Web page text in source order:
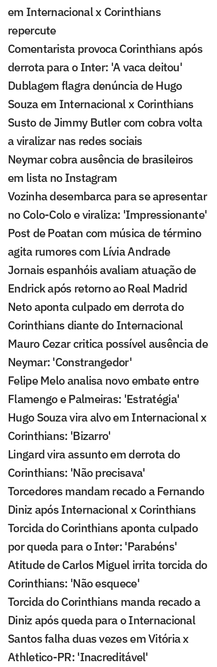
em Internacional x Corinthians
repercute
Comentarista provoca Corinthians após
derrota para o Inter: 'A vaca deitou'
Dublagem flagra denúncia de Hugo
Souza em Internacional x Corinthians
Susto de Jimmy Butler com cobra volta
a viralizar nas redes sociais
Neymar cobra ausência de brasileiros
em lista no Instagram
Vozinha desembarca para se apresentar
no Colo-Colo e viraliza: 'Impressionante'
Post de Poatan com música de término
agita rumores com Lívia Andrade
Jornais espanhóis avaliam atuação de
Endrick após retorno ao Real Madrid
Neto aponta culpado em derrota do
Corinthians diante do Internacional
Mauro Cezar critica possível ausência de
Neymar: 'Constrangedor'
Felipe Melo analisa novo embate entre
Flamengo e Palmeiras: 'Estratégia'
Hugo Souza vira alvo em Internacional x
Corinthians: 'Bizarro'
Lingard vira assunto em derrota do
Corinthians: 'Não precisava'
Torcedores mandam recado a Fernando
Diniz após Internacional x Corinthians
Torcida do Corinthians aponta culpado
por queda para o Inter: 'Parabéns'
Atitude de Carlos Miguel irrita torcida do
Corinthians: 'Não esquece'
Torcida do Corinthians manda recado a
Diniz após queda para o Internacional
Santos falha duas vezes em Vitória x
Athletico-PR: 'Inacreditável'